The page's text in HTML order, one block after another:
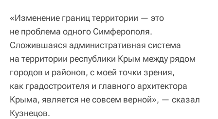
«Изменение границ территории — это
не проблема одного Симферополя.
Сложившаяся административная система
на территории республики Крым между рядом
городов и районов, с моей точки зрения,
как градостроителя и главного архитектора
Крыма, является не совсем верной», — сказал
Кузнецов.